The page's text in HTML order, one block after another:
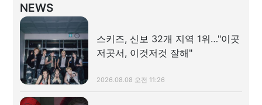
NEWS
스키즈, 신보 32개 지역 1위…"이곳
저곳서, 이것저것 잘해"
2026.08.08 오전 11:26